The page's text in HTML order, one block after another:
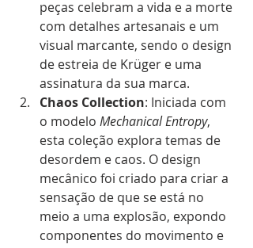
peças celebram a vida e a morte
com detalhes artesanais e um
visual marcante, sendo o design
de estreia de Krüger e uma
assinatura da sua marca.
Chaos Collection: Iniciada com
o modelo Mechanical Entropy,
esta coleção explora temas de
desordem e caos. O design
mecânico foi criado para criar a
sensação de que se está no
meio a uma explosão, expondo
componentes do movimento e